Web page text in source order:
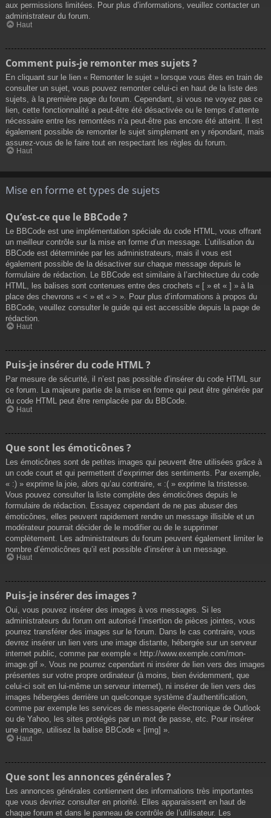
aux permissions limitées. Pour plus d’informations, veuillez contacter un
administrateur du forum.
Haut
Comment puis-je remonter mes sujets ?
En cliquant sur le lien « Remonter le sujet » lorsque vous êtes en train de
consulter un sujet, vous pouvez remonter celui-ci en haut de la liste des
sujets, à la première page du forum. Cependant, si vous ne voyez pas ce
lien, cette fonctionnalité a peut-être été désactivée ou le temps d’attente
nécessaire entre les remontées n’a peut-être pas encore été atteint. Il est
également possible de remonter le sujet simplement en y répondant, mais
assurez-vous de le faire tout en respectant les règles du forum.
Haut
Mise en forme et types de sujets
Qu’est-ce que le BBCode ?
Le BBCode est une implémentation spéciale du code HTML, vous offrant
un meilleur contrôle sur la mise en forme d’un message. L’utilisation du
BBCode est déterminée par les administrateurs, mais il vous est
également possible de la désactiver sur chaque message depuis le
formulaire de rédaction. Le BBCode est similaire à l’architecture du code
HTML, les balises sont contenues entre des crochets « [ » et « ] » à la
place des chevrons « < » et « > ». Pour plus d’informations à propos du
BBCode, veuillez consulter le guide qui est accessible depuis la page de
rédaction.
Haut
Puis-je insérer du code HTML ?
Par mesure de sécurité, il n’est pas possible d’insérer du code HTML sur
ce forum. La majeure partie de la mise en forme qui peut être générée par
du code HTML peut être remplacée par du BBCode.
Haut
Que sont les émoticônes ?
Les émoticônes sont de petites images qui peuvent être utilisées grâce à
un code court et qui permettent d’exprimer des sentiments. Par exemple,
« :) » exprime la joie, alors qu’au contraire, « :( » exprime la tristesse.
Vous pouvez consulter la liste complète des émoticônes depuis le
formulaire de rédaction. Essayez cependant de ne pas abuser des
émoticônes, elles peuvent rapidement rendre un message illisible et un
modérateur pourrait décider de le modifier ou de le supprimer
complètement. Les administrateurs du forum peuvent également limiter le
nombre d’émoticônes qu’il est possible d’insérer à un message.
Haut
Puis-je insérer des images ?
Oui, vous pouvez insérer des images à vos messages. Si les
administrateurs du forum ont autorisé l’insertion de pièces jointes, vous
pourrez transférer des images sur le forum. Dans le cas contraire, vous
devrez insérer un lien vers une image distante, hébergée sur un serveur
internet public, comme par exemple « http://www.exemple.com/mon-
image.gif ». Vous ne pourrez cependant ni insérer de lien vers des images
présentes sur votre propre ordinateur (à moins, bien évidemment, que
celui-ci soit en lui-même un serveur internet), ni insérer de lien vers des
images hébergées derrière un quelconque système d’authentification,
comme par exemple les services de messagerie électronique de Outlook
ou de Yahoo, les sites protégés par un mot de passe, etc. Pour insérer
une image, utilisez la balise BBCode « [img] ».
Haut
Que sont les annonces générales ?
Les annonces générales contiennent des informations très importantes
que vous devriez consulter en priorité. Elles apparaissent en haut de
chaque forum et dans le panneau de contrôle de l’utilisateur. Les